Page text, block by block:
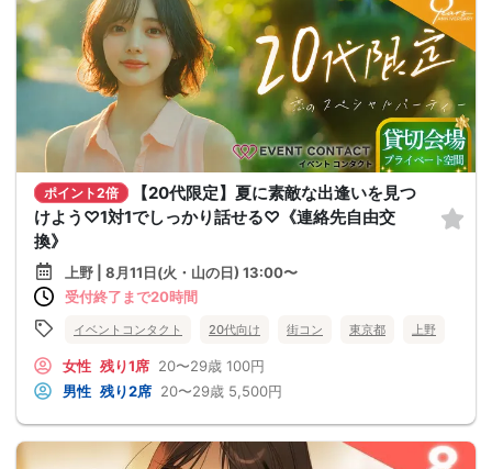
ポイント2倍
【20代限定】夏に素敵な出逢いを見つ
けよう♡1対1でしっかり話せる♡《連絡先自由交
換》
上野 | 8月11日(火・山の日) 13:00〜
受付終了まで20時間
イベントコンタクト 20代向け 街コン 東京都 上野
女性 残り1席 20〜29歳 100円
男性 残り2席 20〜29歳 5,500円